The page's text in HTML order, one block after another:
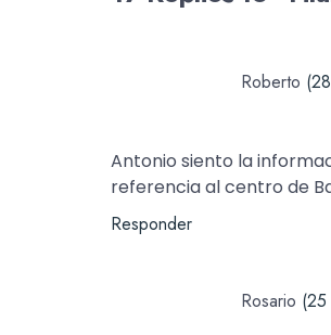
Roberto
Antonio siento la
referencia al centro de
Responder
Rosario